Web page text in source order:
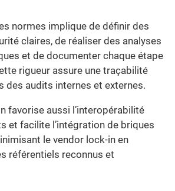
normes implique de définir des
claires, de réaliser des analyses
et de documenter chaque étape
rigueur assure une traçabilité
des audits internes et externes.
favorise aussi l’interopérabilité
et facilite l’intégration de briques
le vendor lock-in en
référentiels reconnus et